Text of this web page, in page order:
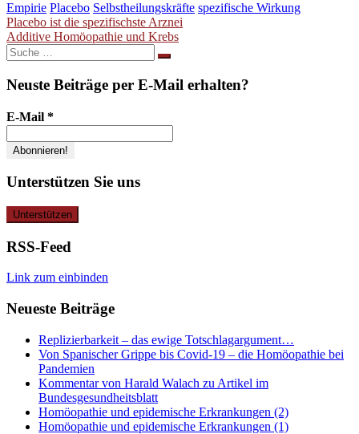
Empirie Placebo Selbstheilungskräfte spezifische Wirkung
Beitragsnavigation
Placebo ist die spezifischste Arznei
Additive Homöopathie und Krebs
Suche
nach:
Neuste Beiträge per E-Mail erhalten?
E-Mail *
Unterstützen Sie uns
RSS-Feed
Link zum einbinden
Neueste Beiträge
Replizierbarkeit – das ewige Totschlagargument…
Von Spanischer Grippe bis Covid-19 – die Homöopathie bei
Pandemien
Kommentar von Harald Walach zu Artikel im
Bundesgesundheitsblatt
Homöopathie und epidemische Erkrankungen (2)
Homöopathie und epidemische Erkrankungen (1)